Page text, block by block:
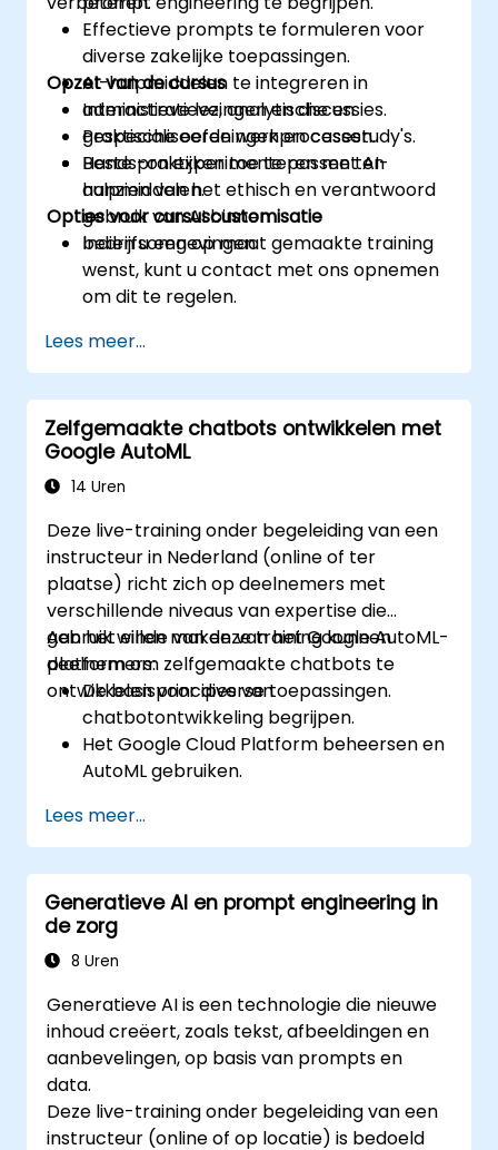
Effectieve prompts te formuleren voor
diverse zakelijke toepassingen.
AI-hulpmiddelen te integreren in
administratieve, analytische en
gespecialiseerde werkprocessen.
Beste praktijken toe te passen ten
aanzien van het ethisch en verantwoord
gebruik van AI binnen
bedrijfsomgevingen.
Opzet van de cursus
Interactieve lezingen en discussies.
Praktische oefeningen en casestudy's.
Hands-on experimenteren met AI-
hulpmiddelen.
Opties voor cursuscustomisatie
Indien u een op maat gemaakte training
wenst, kunt u contact met ons opnemen
om dit te regelen.
Lees meer...
Zelfgemaakte chatbots ontwikkelen met
Google AutoML
14 Uren
Deze live-training onder begeleiding van een
instructeur in Nederland (online of ter
plaatse) richt zich op deelnemers met
verschillende niveaus van expertise die
gebruik willen maken van het Google AutoML-
platform om zelfgemaakte chatbots te
ontwikkelen voor diverse toepassingen.
Aan het einde van deze training kunnen
deelnemers:
De basisprincipes van
chatbotontwikkeling begrijpen.
Het Google Cloud Platform beheersen en
AutoML gebruiken.
van chatbotmodellen.
Aangepaste chatbotmodellen trainen en
evalueren met behulp van AutoML.
Chatbots implementeren en integreren
in diverse platforms en kanalen.
De prestaties van chatbots monitoren en
Lees meer...
Generatieve AI en prompt engineering in
de zorg
8 Uren
Generatieve AI is een technologie die nieuwe
inhoud creëert, zoals tekst, afbeeldingen en
aanbevelingen, op basis van prompts en
data.
Deze live-training onder begeleiding van een
instructeur (online of op locatie) is bedoeld